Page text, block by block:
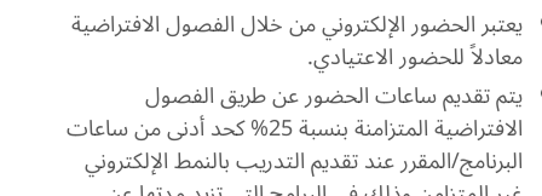
يعتبر الحضور الإلكتروني من خلال الفصول الافتراضية
معادلاً للحضور الاعتيادي.
يتم تقديم ساعات الحضور عن طريق الفصول
الافتراضية المتزامنة بنسبة 25% كحد أدنى من ساعات
البرنامج/المقرر عند تقديم التدريب بالنمط الإلكتروني